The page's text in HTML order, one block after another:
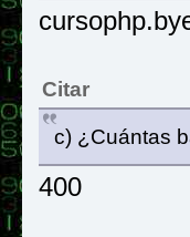
Citar
c) ¿Cuántas
400